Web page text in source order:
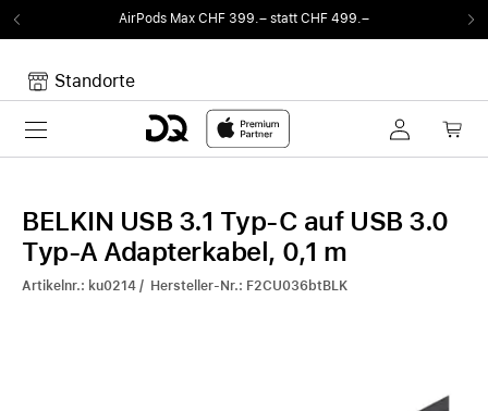
AirPods Max CHF 399.– statt CHF 499.–
Standorte
Toggle navigation
BELKIN USB 3.1 Typ-C auf USB 3.0
Typ-A Adapterkabel, 0,1 m
Artikelnr.: ku0214 / Hersteller-Nr.: F2CU036btBLK